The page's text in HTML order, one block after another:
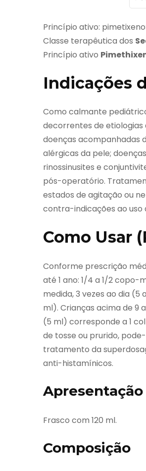
por:
Princípio ativo: pimetixeno
Classe terapêutica dos
Princípio ativo
Indicações
Como calmante
decorrentes de etiologias
doenças acompanhadas
alérgicas da pele;
rinossinusites e
pós-operatório.
estados de agitação ou
contra-indicações ao uso
Como Usar
Conforme prescrição
até 1 ano: 1/4 a 1/2 copo-
medida, 3 vezes ao dia (5
ml). Crianças acima de 9
(5 ml) corresponde a 1
de tosse ou prurido,
tratamento da
anti-histamínicos.
Apresentação
Frasco com 120 ml.
Composição